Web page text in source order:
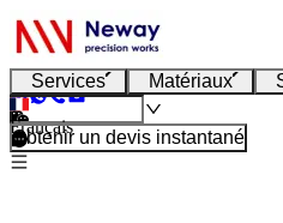
Services Matériaux
Français
Obtenir un devis instantané